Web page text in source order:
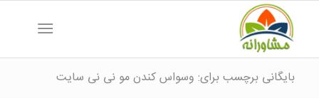
بایگانی برچسب برای: وسواس کندن مو نی نی سایت